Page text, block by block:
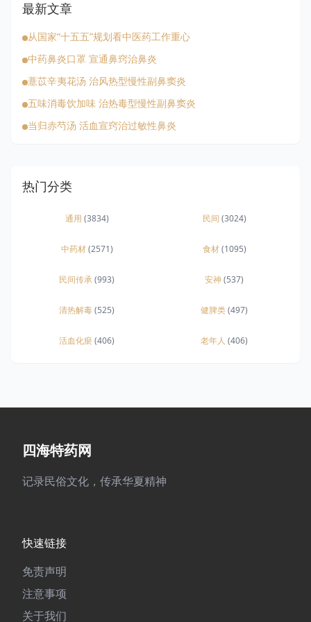
最新文章
从国家“十五五”规划看中医药工作重心
中药鼻炎口罩 宣通鼻窍治鼻炎
薏苡辛夷花汤 治风热型慢性副鼻窦炎
五味消毒饮加味 治热毒型慢性副鼻窦炎
当归赤芍汤 活血宣窍治过敏性鼻炎
热门分类
通用 (3834) 民间 (3024)
中药材(2571) 食材(1095)
民间传承(993) 安神(537)
清热解毒(525) 健脾类(497)
活血化瘀(406) 老年人 (406)
四海特药网
记录民俗文化，传承华夏精神
快速链接
免责声明
注意事项
关于我们